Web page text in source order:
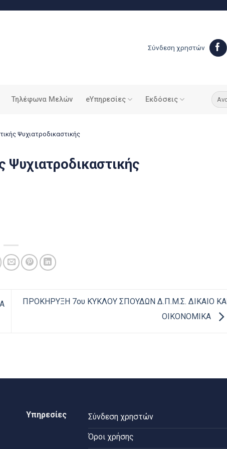
Σύνδεση χρηστών
Τηλέφωνα Μελών eΥπηρεσίες Εκδόσεις
Ψυχιατροδικαστικής
Ψυχιατροδικαστικής
ΠΡΟΚΗΡΥΞΗ 7ου ΚΥΚΛΟΥ ΣΠΟΥΔΩΝ Δ.Π.Μ.Σ. ΔΙΚΑΙΟ ΚΑΙ
ΟΙΚΟΝΟΜΙΚΑ
Υπηρεσίες Σύνδεση χρηστών
Όροι χρήσης